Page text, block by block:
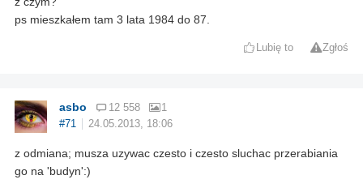
ps mieszkałem tam 3 lata 1984 do 87.
Lubię to Zgłoś
asbo 12 558
1
#71
24.05.2013, 18:06
z odmiana; musza uzywac czesto i czesto sluchac przerabiania
go na 'budyn':)